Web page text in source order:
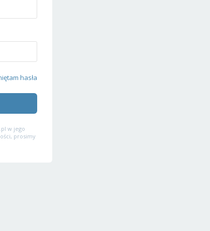
hasła
w jego
prosimy